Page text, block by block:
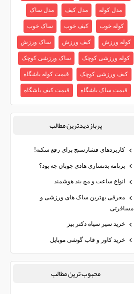
مدل کوله مدل کیف مدل ساک
کوله خوب کیف خوب ساک خوب
کوله ورزش کیف ورزش ساک ورزش
کوله ورزشی کوچک ساک ورزشی کوچک
کیف ورزشی کوچک قیمت کوله باشگاه
قیمت ساک باشگاه قیمت کیف باشگاه
پربازديدترين مطالب
کاربردهای فشارسنج برای رفع سکته!
برنامه بدنسازی هادی چوپان چه بود؟
انواع ساعت و مچ‌ بند هوشمند
معرفی بهترین ساک های ورزشی و
مسافرتی
خرید سیر سیاه دکتر بیز
خرید کاور و قاب گوشی موبایل
محبوب ترين مطالب